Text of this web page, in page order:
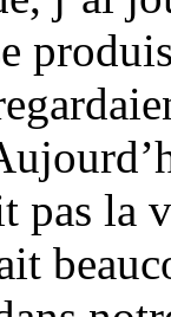
pas la